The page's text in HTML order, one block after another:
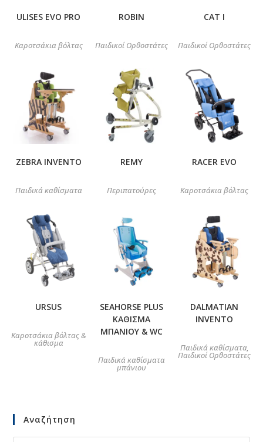
ULISES EVO PRO
Καροτσάκια βόλτας
ROBIN
Παιδικοί Ορθοστάτες
CAT I
Παιδικοί Ορθοστάτες
ZEBRA INVENTO
Παιδικά καθίσματα
REMY
Περιπατούρες
RACER EVO
Καροτσάκια βόλτας
URSUS
Καροτσάκια βόλτας &
κάθισμα
SEAHORSE PLUS
ΚΑΘΙΣΜΑ
ΜΠΑΝΙΟΥ & WC
Παιδικά καθίσματα
μπάνιου
DALMATIAN
INVENTO
Παιδικά καθίσματα,
Παιδικοί Ορθοστάτες
Αναζήτηση